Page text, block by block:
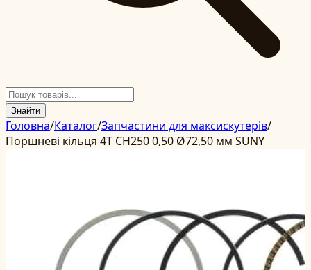
Знайти
Головна/Каталог/Запчастини для максискутерів/
Поршневі кільця 4T CH250 0,50 Ø72,50 мм SUNY